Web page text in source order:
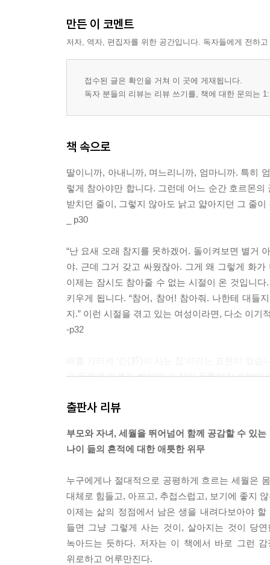
*세월에 보내는 연가
열다섯 번째 이야기
저릿한 쥐내림, 하루아침에 풀릴 리 없는 수십 년
*세월에 보내는 연가
*세월에 보내는 연가
열일곱 번째 이야기
이명과 난청, 가장 섬세하고 예민한 기관에 가해지
*세월에 보내는 연가
열여덟 번째 이야기
골다골증, 느려진 몸의 속도에 마음을 맞추는 여유
*세월에 보내는 연가
열아홉 번째 이야기
어지럼증, 아무도 알아주지 않아 더 서러운 혼자앓
만든 이 코멘트
저자, 역자, 편집자를 위한 공간입니다. 독자들에게 전하
접수된 글은 확인을 거쳐 이 곳에 게재됩니다.
독자 분들의 리뷰는 리뷰 쓰기를, 책에 대한 문의는
책 속으로
딸이니까, 아내니까, 며느리니까, 엄마니까. 특히
렇게 참아야만 합니다. 그런데 어느 순간 호르몬의
받치던 줄이, 그렇지 않아도 낡고 얇아지던 그 줄
_ p30
“난 요새 오래 참지를 못하겠어. 돌이켜보면 별거
야. 근데 그거 갖고 싸웠잖아. 그게 왜 그렇게 화
이제는 잠시도 참아줄 수 없는 시절이 온 것입니
키우게 됩니다. “참어, 참어! 참아줘. 나한테 대들
지.” 이런 시절을 겪고 있는 여성이라면, 다소 이
-p32
고 두껍게 피로가 쌓이면 그 집이 두툼해질 수밖
남을 수 있는 시간도 있었을 것입니다. 그러면서
-p44
슬프냐고, 그까짓 거에 무서워하면 무슨 일을 하
고 있을 뿐입니다. 드라마에 울고 유행가에 훌쩍이
은 그의 수십 년 인생을 부정하는 것일 테지요. 고
수 있을 때까지 기다려주면 어떨까요? 어린 시절
-p68
출판사 리뷰
부모와 자녀, 세월을 뛰어넘어 함께 공감할 수 있는
나이 듦의 흔적에 대한 애틋한 위무
누구에게나 절대적으로 공평하게 흐르는 세월은
대체로 힘들고, 아프고, 추접스럽고, 보기에 좋지
이제는 삶의 정점에서 남은 생을 내려다보아야
들면 그냥 그렇게 사는 것이, 살아지는 것이 당
녹아드는 듯하다. 저자는 이 책에서 바로 그런
위로하고 어루만진다.